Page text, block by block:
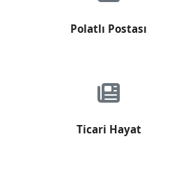
Polatlı Postası
Ticari Hayat